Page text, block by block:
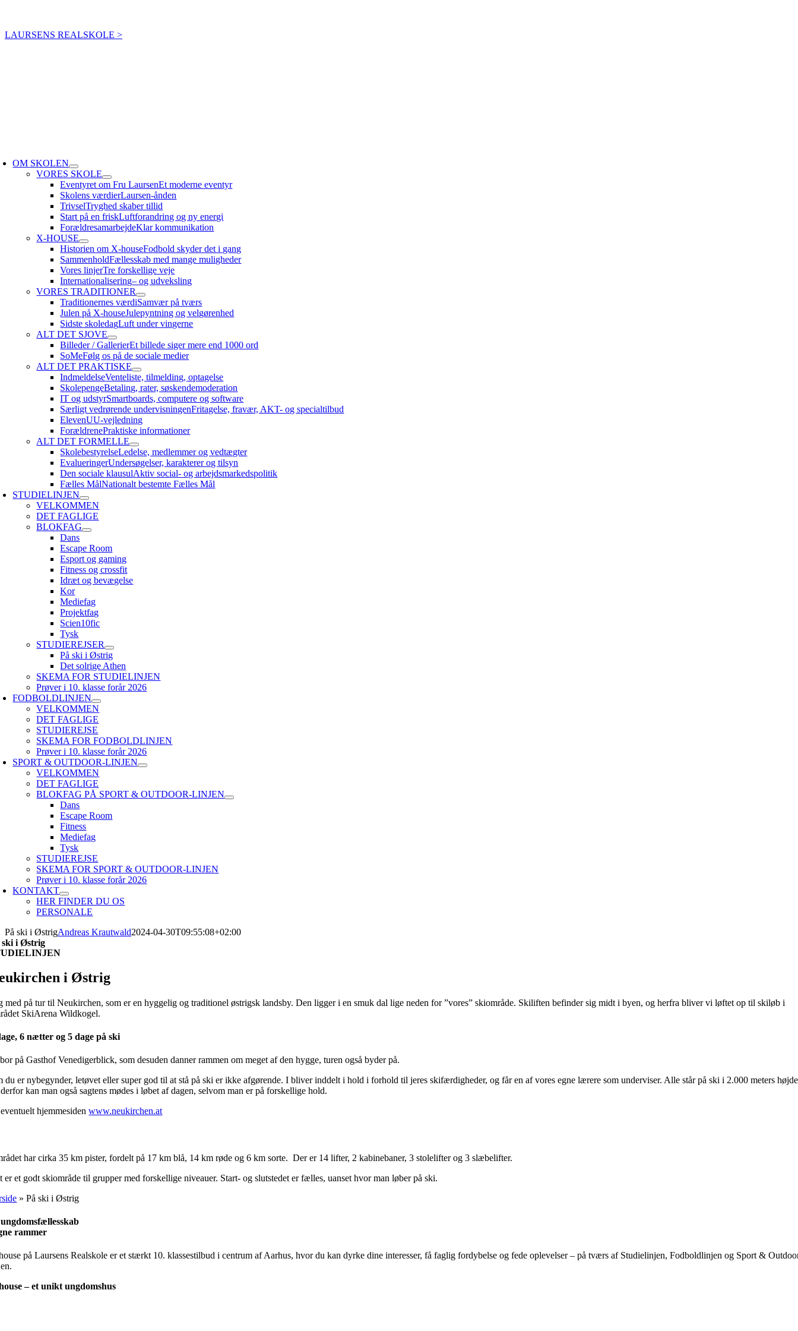
content
LAURSENS REALSKOLE >
OM SKOLEN
VORES SKOLE
Eventyret om Fru LaursenEt moderne eventyr
Skolens værdierLaursen-ånden
TrivselTryghed skaber tillid
Start på en friskLuftforandring og ny energi
ForældresamarbejdeKlar kommunikation
X-HOUSE
Historien om X-houseFodbold skyder det i gang
SammenholdFællesskab med mange muligheder
Vores linjerTre forskellige veje
Internationalisering– og udveksling
VORES TRADITIONER
Traditionernes værdiSamvær på tværs
Julen på X-houseJulepyntning og velgørenhed
Sidste skoledagLuft under vingerne
ALT DET SJOVE
Billeder / GallerierEt billede siger mere end 1000 ord
SoMeFølg os på de sociale medier
ALT DET PRAKTISKE
IndmeldelseVenteliste, tilmelding, optagelse
SkolepengeBetaling, rater, søskendemoderation
IT og udstyrSmartboards, computere og software
Særligt vedrørende undervisningenFritagelse, fravær, AKT- og specialtilbud
ElevenUU-vejledning
ForældrenePraktiske informationer
ALT DET FORMELLE
SkolebestyrelseLedelse, medlemmer og vedtægter
EvalueringerUndersøgelser, karakterer og tilsyn
Den sociale klausulAktiv social- og arbejdsmarkedspolitik
Fælles MålNationalt bestemte Fælles Mål
STUDIELINJEN
VELKOMMEN
DET FAGLIGE
BLOKFAG
Dans
Escape Room
Esport og gaming
Fitness og crossfit
Idræt og bevægelse
Kor
Mediefag
Projektfag
Scien10fic
Tysk
STUDIEREJSER
På ski i Østrig
Det solrige Athen
SKEMA FOR STUDIELINJEN
Prøver i 10. klasse forår 2026
FODBOLDLINJEN
VELKOMMEN
DET FAGLIGE
STUDIEREJSE
SKEMA FOR FODBOLDLINJEN
Prøver i 10. klasse forår 2026
SPORT & OUTDOOR-LINJEN
VELKOMMEN
DET FAGLIGE
BLOKFAG PÅ SPORT & OUTDOOR-LINJEN
Dans
Escape Room
Fitness
Mediefag
Tysk
STUDIEREJSE
SKEMA FOR SPORT & OUTDOOR-LINJEN
Prøver i 10. klasse forår 2026
KONTAKT
HER FINDER DU OS
PERSONALE
På ski i ØstrigAndreas Krautwald2024-04-30T09:55:08+02:00
ski i Østrig
i Østrig
med på tur til Neukirchen, som er en hyggelig og traditionel østrigsk landsby. Den ligger i en smuk dal lige neden for ”vores” skiområde. Skiliften befinder sig midt i byen, og herfra bliver vi løftet op til skiløb i
SkiArena Wildkogel.
6 nætter og 5 dage på ski
på Gasthof Venedigerblick, som desuden danner rammen om meget af den hygge, turen også byder på.
du er nybegynder, letøvet eller super god til at stå på ski er ikke afgørende. I bliver inddelt i hold i forhold til jeres skifærdigheder, og får en af vores egne lærere som underviser. Alle står på ski i 2.000 meters
kan man også sagtens mødes i løbet af dagen, selvom man er på forskellige hold.
hjemmesidenwww.neukirchen.at
har cirka 35 km pister, fordelt på 17 km blå, 14 km røde og 6 km sorte. Der er 14 lifter, 2 kabinebaner, 3 stolelifter og 3 slæbelifter.
er et godt skiområde til grupper med forskellige niveauer. Start- og slutstedet er fælles, uanset hvor man løber på ski.
»På ski i Østrig
rammer
på Laursens Realskole er et stærkt 10. klassestilbud i centrum af Aarhus, hvor du kan dyrke dine interesser, få faglig fordybelse og fede oplevelser – på tværs af Studielinjen, Fodboldlinjen og Sport &
– et unikt ungdomshus